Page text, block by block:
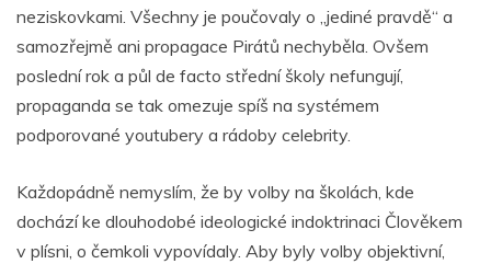
neziskovkami. Všechny je poučovaly o „jediné pravdě“ a
samozřejmě ani propagace Pirátů nechyběla. Ovšem
poslední rok a půl de facto střední školy nefungují,
propaganda se tak omezuje spíš na systémem
podporované youtubery a rádoby celebrity.
Každopádně nemyslím, že by volby na školách, kde
dochází ke dlouhodobé ideologické indoktrinaci Člověkem
v plísni, o čemkoli vypovídaly. Aby byly volby objektivní,